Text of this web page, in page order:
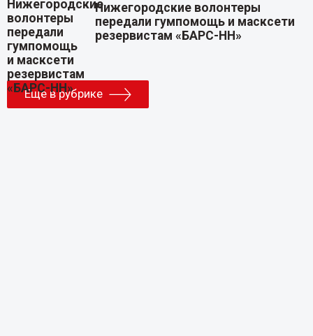
Нижегородские волонтеры
передали гумпомощь и масксети
резервистам «БАРС-НН»
Еще в рубрике